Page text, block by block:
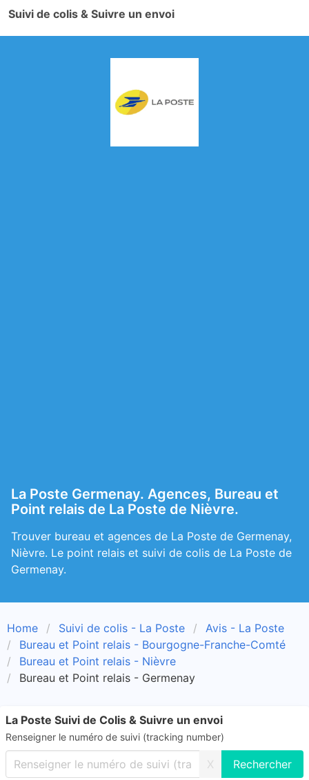
Suivi de colis & Suivre un envoi
La Poste Germenay. Agences, Bureau et
Point relais de La Poste de Nièvre.
Trouver bureau et agences de La Poste de Germenay,
Nièvre. Le point relais et suivi de colis de La Poste de
Germenay.
Home Suivi de colis - La Poste
Avis - La Poste
Bureau et Point relais - Bourgogne-Franche-Comté
Bureau et Point relais - Nièvre
Bureau et Point relais - Germenay
La Poste Suivi de Colis & Suivre un envoi
Renseigner le numéro de suivi (tracking number)
X